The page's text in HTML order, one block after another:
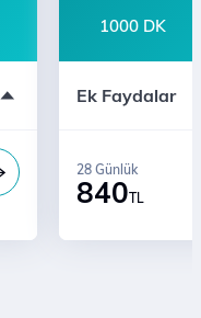
1000 DK
Ek Faydalar
840TL
28 Günlük